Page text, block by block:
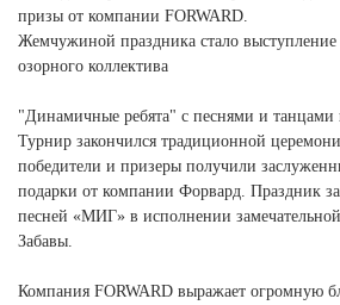
призы от компании FORWARD.
Жемчужиной праздника стало выступление
озорного коллектива
"Динамичные ребята" с песнями и танцами
Турнир закончился традиционной
победители и призеры получили
подарки от компании Форвард. Праздник
песней «МИГ» в исполнении
Забавы.
Компания FORWARD выражает огромную